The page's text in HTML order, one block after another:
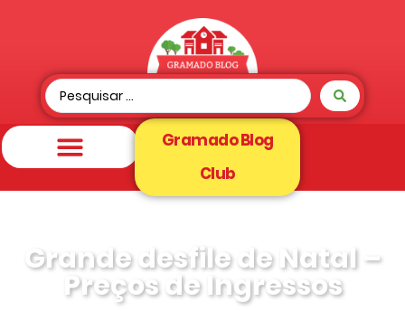
Gramado Blog
Club
Grande desfile de Natal –
Preços de Ingressos